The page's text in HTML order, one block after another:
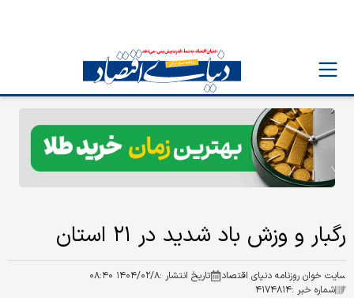
رگبار و وزش باد شدید در ۲۱ استان
سایت خوان روزنامه دنیای اقتصاد تاریخ انتشار :۱۴۰۴/۰۲/۸ ۰۸:۴۰
شماره خبر :۴۱۷۴۸۱۴